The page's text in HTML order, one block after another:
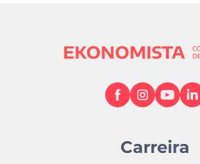
Carreira